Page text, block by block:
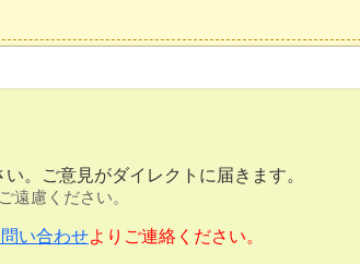
。ご意見がダイレクトに届きます。
遠慮ください。
い合わせよりご連絡ください。